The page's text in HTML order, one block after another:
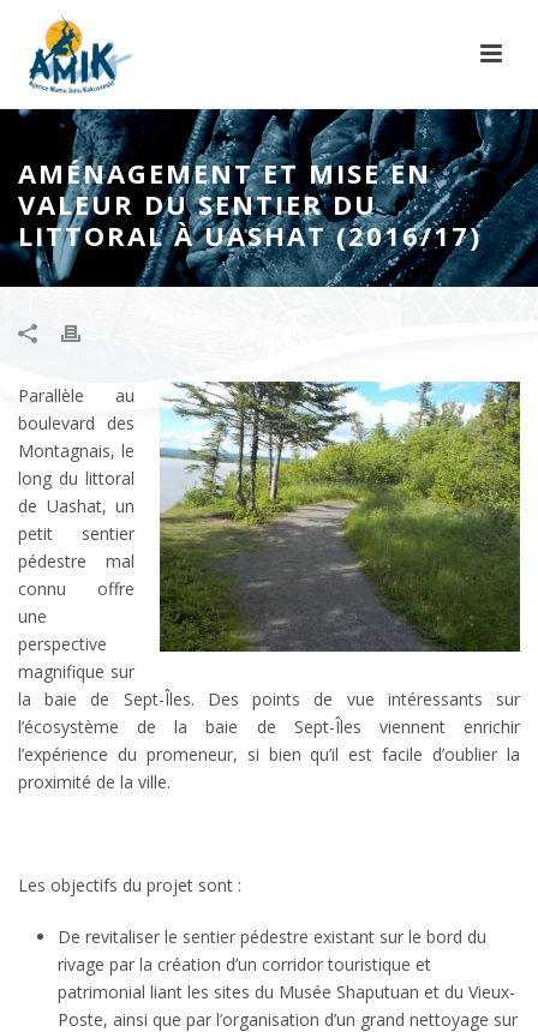
AMÉNAGEMENT ET MISE EN
VALEUR DU SENTIER DU
LITTORAL À UASHAT (2016/17)
Parallèle au
boulevard des
Montagnais, le
long du littoral
de Uashat, un
petit sentier
pédestre mal
connu offre
une
perspective
magnifique sur
la baie de Sept-Îles. Des points de vue intéressants sur
l’écosystème de la baie de Sept-Îles viennent enrichir
l’expérience du promeneur, si bien qu’il est facile d’oublier la
proximité de la ville.
Les objectifs du projet sont :
De revitaliser le sentier pédestre existant sur le bord du
rivage par la création d’un corridor touristique et
patrimonial liant les sites du Musée Shaputuan et du Vieux-
Poste, ainsi que par l’organisation d’un grand nettoyage sur